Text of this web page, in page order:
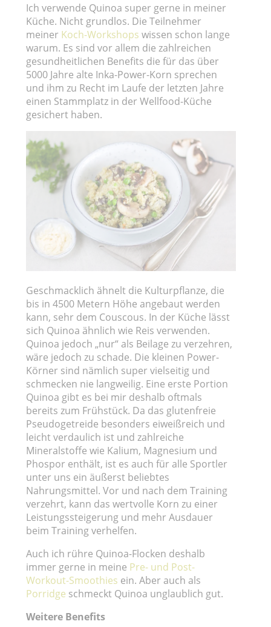
Ich verwende Quinoa super gerne in meiner
Küche. Nicht grundlos. Die Teilnehmer
meiner Koch-Workshops wissen schon lange
warum. Es sind vor allem die zahlreichen
gesundheitlichen Benefits die für das über
5000 Jahre alte Inka-Power-Korn sprechen
und ihm zu Recht im Laufe der letzten Jahre
einen Stammplatz in der Wellfood-Küche
gesichert haben.
Geschmacklich ähnelt die Kulturpflanze, die
bis in 4500 Metern Höhe angebaut werden
kann, sehr dem Couscous. In der Küche lässt
sich Quinoa ähnlich wie Reis verwenden.
Quinoa jedoch „nur“ als Beilage zu verzehren,
wäre jedoch zu schade. Die kleinen Power-
Körner sind nämlich super vielseitig und
schmecken nie langweilig. Eine erste Portion
Quinoa gibt es bei mir deshalb oftmals
bereits zum Frühstück. Da das glutenfreie
Pseudogetreide besonders eiweißreich und
leicht verdaulich ist und zahlreiche
Mineralstoffe wie Kalium, Magnesium und
Phospor enthält, ist es auch für alle Sportler
unter uns ein äußerst beliebtes
Nahrungsmittel. Vor und nach dem Training
verzehrt, kann das wertvolle Korn zu einer
Leistungssteigerung und mehr Ausdauer
beim Training verhelfen.
Auch ich rühre Quinoa-Flocken deshalb
immer gerne in meine Pre- und Post-
Workout-Smoothies ein. Aber auch als
Porridge schmeckt Quinoa unglaublich gut.
Weitere Benefits